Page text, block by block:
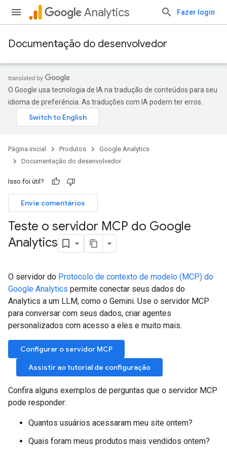
Analytics Fazer login
Documentação do desenvolvedor
O Google usa tecnologia de IA na tradução de conteúdos para seu
idioma de preferência. As traduções com IA podem ter erros.
Página inicial Produtos
Google Analytics
Documentação do desenvolvedor
Isso foi útil?
Envie comentários
Teste o servidor MCP do Google
Analytics
O servidor do Protocolo de contexto de modelo (MCP) do
Google Analytics permite conectar seus dados do
Analytics a um LLM, como o Gemini. Use o servidor MCP
para conversar com seus dados, criar agentes
personalizados com acesso a eles e muito mais.
Configurar o servidor MCP
Assistir ao tutorial de configuração
Confira alguns exemplos de perguntas que o servidor MCP
pode responder:
Quantos usuários acessaram meu site ontem?
Quais foram meus produtos mais vendidos ontem?